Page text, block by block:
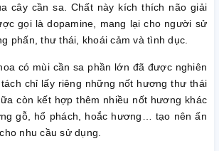
cây cần sa. Chất này kích thích não giải
gọi là dopamine, mang lại cho người sử
phấn, thư thái, khoái cảm và tình dục.
có mùi cần sa phần lớn đã được nghiên
chỉ lấy riêng những nốt hương thư thái
còn kết hợp thêm nhiều nốt hương khác
gỗ, hổ phách, hoắc hương… tạo nên ấn
nhu cầu sử dụng.